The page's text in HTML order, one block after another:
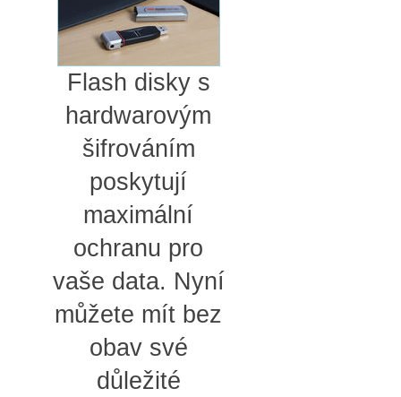
Flash disky s
hardwarovým
šifrováním
poskytují
maximální
ochranu pro
vaše data. Nyní
můžete mít bez
obav své
důležité